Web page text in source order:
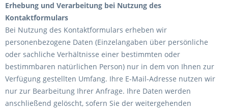
Erhebung und Verarbeitung bei Nutzung des
Kontaktformulars
Bei Nutzung des Kontaktformulars erheben wir
personenbezogene Daten (Einzelangaben über persönliche
oder sachliche Verhältnisse einer bestimmten oder
bestimmbaren natürlichen Person) nur in dem von Ihnen zur
Verfügung gestellten Umfang. Ihre E-Mail-Adresse nutzen wir
nur zur Bearbeitung Ihrer Anfrage. Ihre Daten werden
anschließend gelöscht, sofern Sie der weitergehenden